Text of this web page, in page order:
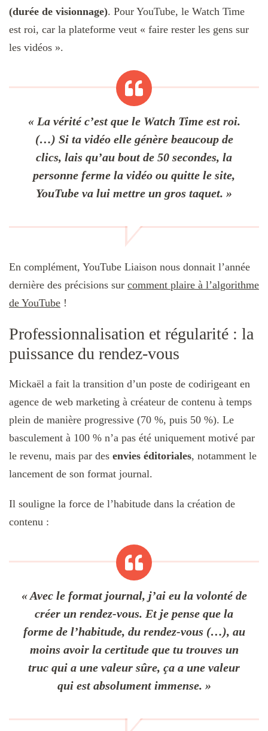
(durée de visionnage). Pour YouTube, le Watch Time
est roi, car la plateforme veut « faire rester les gens sur
les vidéos ».
« La vérité c’est que le Watch Time est roi.
(…) Si ta vidéo elle génère beaucoup de
clics, lais qu’au bout de 50 secondes, la
personne ferme la vidéo ou quitte le site,
YouTube va lui mettre un gros taquet. »
En complément, YouTube Liaison nous donnait l’année
dernière des précisions sur comment plaire à l’algorithme
de YouTube !
Professionnalisation et régularité : la
puissance du rendez-vous
Mickaël a fait la transition d’un poste de codirigeant en
agence de web marketing à créateur de contenu à temps
plein de manière progressive (70 %, puis 50 %). Le
basculement à 100 % n’a pas été uniquement motivé par
le revenu, mais par des envies éditoriales, notamment le
lancement de son format journal.
Il souligne la force de l’habitude dans la création de
contenu :
« Avec le format journal, j’ai eu la volonté de
créer un rendez-vous. Et je pense que la
forme de l’habitude, du rendez-vous (…), au
moins avoir la certitude que tu trouves un
truc qui a une valeur sûre, ça a une valeur
qui est absolument immense. »